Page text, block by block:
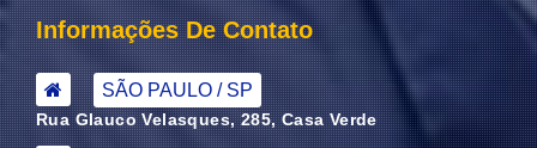
Informações De Contato
SÃO PAULO / SP
Rua Glauco Velasques, 285, Casa Verde